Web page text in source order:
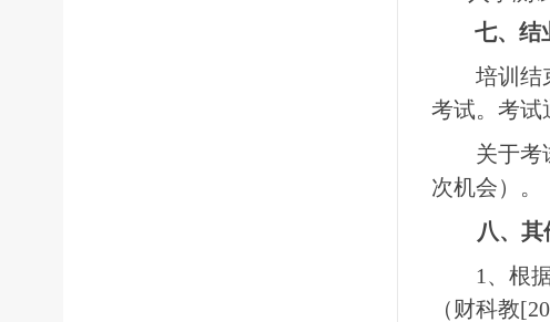
七、结
培训结
考试。考试
关于考
次机会）。
八、其
1 、根
（财科教